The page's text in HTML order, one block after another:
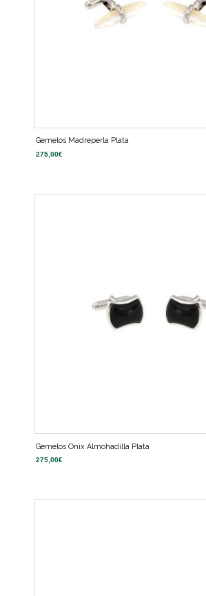
Gemelos Madreperla Plata
275,00€
Gemelos Onix Almohadilla Plata
275,00€